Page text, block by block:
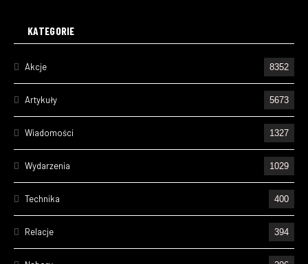
KATEGORIE
Akcje 8352
Artykuły 5673
Wiadomości 1327
Wydarzenia 1029
Technika 400
Relacje 394